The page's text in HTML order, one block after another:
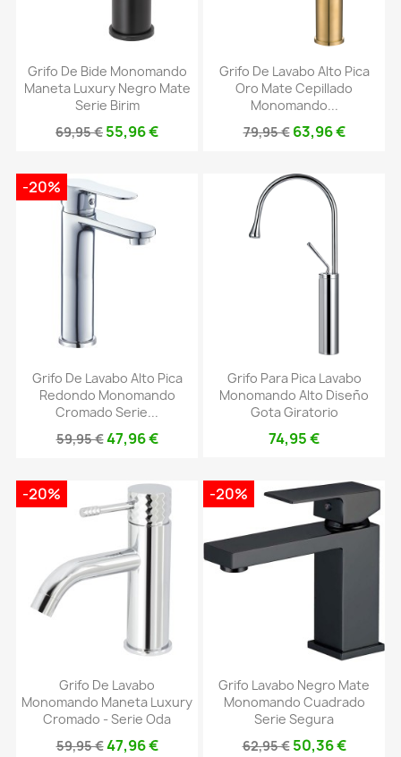
Grifo De Bide Monomando
Maneta Luxury Negro Mate
Serie Birim
69,95 € 55,96 €
Grifo De Lavabo Alto Pica
Oro Mate Cepillado
Monomando...
79,95 € 63,96 €
Grifo De Lavabo Alto Pica
Redondo Monomando
Cromado Serie...
59,95 €47,96 €
-20%
Grifo Para Pica Lavabo
Monomando Alto Diseño
Gota Giratorio
74,95 €
Grifo De Lavabo
Monomando Maneta Luxury
Cromado - Serie Oda
59,95 €47,96 €
-20%
Grifo Lavabo Negro Mate
Monomando Cuadrado
Serie Segura
62,95 € 50,36 €
-20%